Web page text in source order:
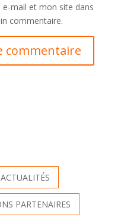
mail et mon site dans
commentaire.
ACTUALITÉS
PARTENAIRES